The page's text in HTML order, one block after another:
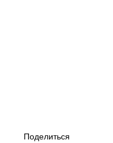
Поделиться